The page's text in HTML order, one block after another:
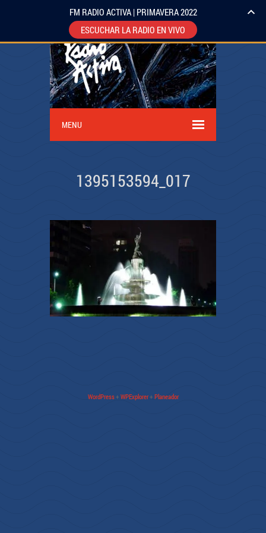
MENU
1395153594_017
WordPress+ WPExplorer+ Planeador
FM RADIO ACTIVA | PRIMAVERA 2022
ESCUCHAR LA RADIO EN VIVO